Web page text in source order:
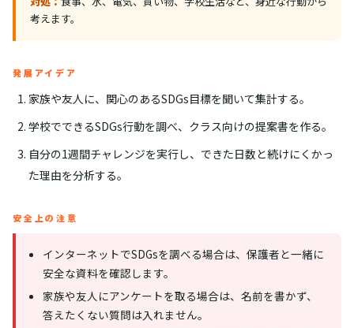
考えます。
発展アイデア
家族や友人に、関心のあるSDGs目標を聞いて集計する。
学校でできるSDGs行動を調べ、クラス向けの提案書を作る。
自分の1週間チャレンジを実行し、できた日数と続けにくかっ
た理由を分析する。
安全上の注意
インターネットでSDGsを調べる場合は、保護者と一緒に
安全な資料を確認します。
家族や友人にアンケートを取る場合は、名前を書かず、
答えたくない質問は入れません。